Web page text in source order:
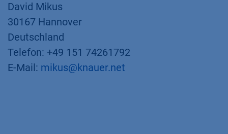
David Mikus
30167 Hannover
Deutschland
Telefon: +49 151 74261792
E-Mail: mikus@knauer.net